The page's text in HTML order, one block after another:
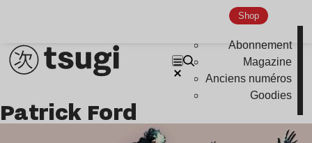
Shop
Abonnement
Magazine
Anciens numéros
Goodies
Indie
Patrick Ford